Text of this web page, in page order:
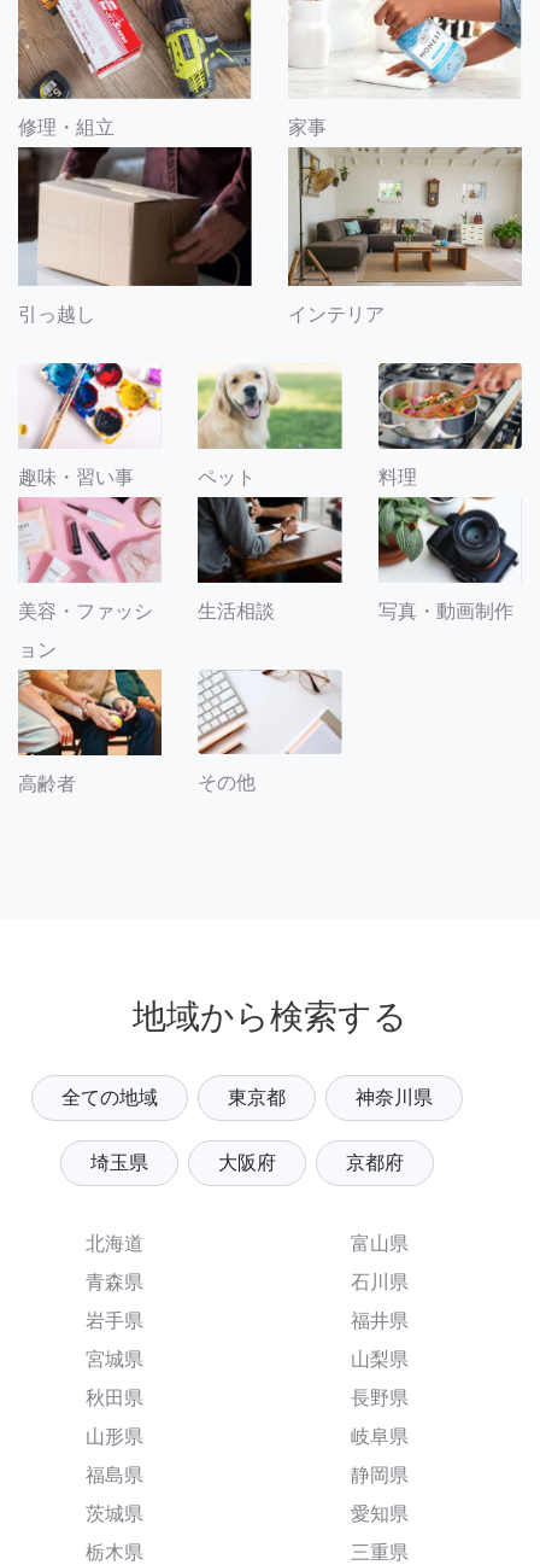
修理・組立 家事
引っ越し インテリア
趣味・習い事 ペット 料理
美容・ファッシ
ョン
生活相談 写真・動画制作
高齢者 その他
地域から検索する
全ての地域 東京都 神奈川県
埼玉県 大阪府 京都府
北海道
青森県
岩手県
宮城県
秋田県
山形県
福島県
茨城県
栃木県
富山県
石川県
福井県
山梨県
長野県
岐阜県
静岡県
愛知県
三重県